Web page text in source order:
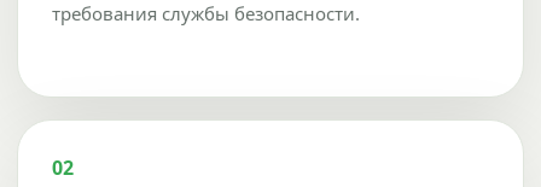
требования службы безопасности.
02